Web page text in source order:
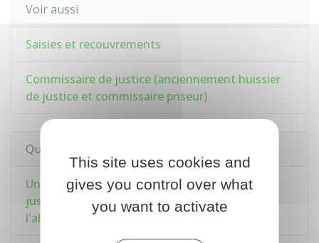
Voir aussi
Saisies et recouvrements
Commissaire de justice (anciennement huissier
de justice et commissaire priseur)
Questions ? Réponses !
Un huissier (à présent appelé commissaire de
justice) peut-il entrer dans un logement en
l'absence de son occupant ?
This site uses cookies and
gives you control over what
you want to activate